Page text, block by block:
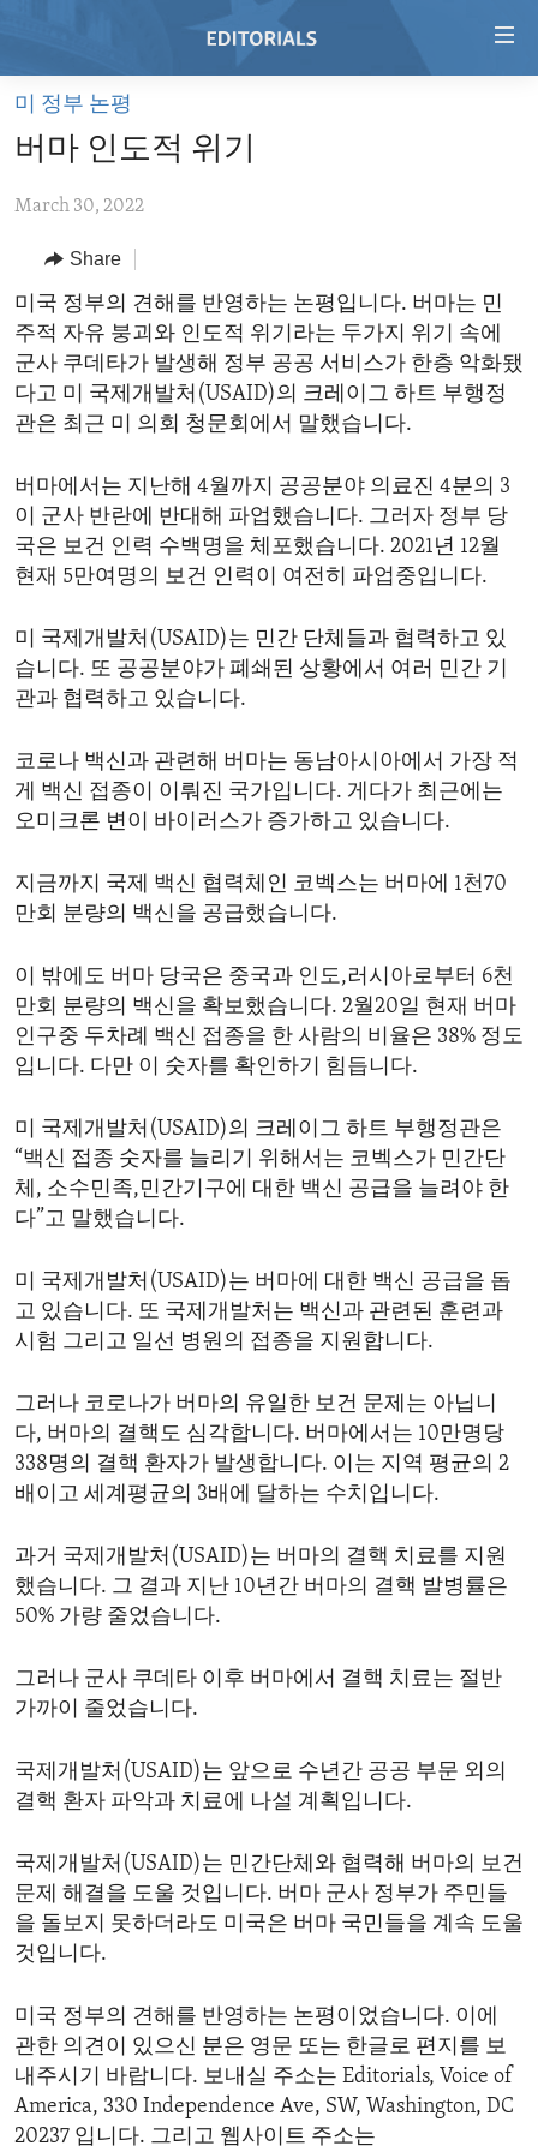
Skip
main
Skip
Navigation
Skip
to
Search
HOME
VIDEO
RADIO
REGIONS
AFRICA
AMERICAS
ASIA
EUROPE
MIDDLE EAST
TOPICS
HUMAN RIGHTS
SECURITY AND DEFENSE
AID AND DEVELOPMENT
DEMOCRACY AND GOVERNANCE
ECONOMY AND TRADE
ENVIRONMENT AND HEALTH
ARCHIVE
ABOUT US
미 정부 논평
버마 인도적 위기
March 30, 2022
Share
미국 정부의 견해를 반영하는 논평입니다. 버마는 민
주적 자유 붕괴와 인도적 위기라는 두가지 위기 속에
군사 쿠데타가 발생해 정부 공공 서비스가 한층 악화됐
다고 미 국제개발처(USAID)의 크레이그 하트 부행정
관은 최근 미 의회 청문회에서 말했습니다.
버마에서는 지난해 4월까지 공공분야 의료진 4분의 3
이 군사 반란에 반대해 파업했습니다. 그러자 정부 당
국은 보건 인력 수백명을 체포했습니다. 2021년 12월
현재 5만여명의 보건 인력이 여전히 파업중입니다.
미 국제개발처(USAID)는 민간 단체들과 협력하고 있
습니다. 또 공공분야가 폐쇄된 상황에서 여러 민간 기
관과 협력하고 있습니다.
코로나 백신과 관련해 버마는 동남아시아에서 가장 적
게 백신 접종이 이뤄진 국가입니다. 게다가 최근에는
오미크론 변이 바이러스가 증가하고 있습니다.
지금까지 국제 백신 협력체인 코벡스는 버마에 1천70
만회 분량의 백신을 공급했습니다.
이 밖에도 버마 당국은 중국과 인도,러시아로부터 6천
만회 분량의 백신을 확보했습니다. 2월20일 현재 버마
인구중 두차례 백신 접종을 한 사람의 비율은 38% 정도
입니다. 다만 이 숫자를 확인하기 힘듭니다.
미 국제개발처(USAID)의 크레이그 하트 부행정관은
“백신 접종 숫자를 늘리기 위해서는 코벡스가 민간단
체, 소수민족,민간기구에 대한 백신 공급을 늘려야 한
다”고 말했습니다.
미 국제개발처(USAID)는 버마에 대한 백신 공급을 돕
고 있습니다. 또 국제개발처는 백신과 관련된 훈련과
시험 그리고 일선 병원의 접종을 지원합니다.
그러나 코로나가 버마의 유일한 보건 문제는 아닙니
다, 버마의 결핵도 심각합니다. 버마에서는 10만명당
338명의 결핵 환자가 발생합니다. 이는 지역 평균의 2
배이고 세계평균의 3배에 달하는 수치입니다.
과거 국제개발처(USAID)는 버마의 결핵 치료를 지원
했습니다. 그 결과 지난 10년간 버마의 결핵 발병률은
50% 가량 줄었습니다.
그러나 군사 쿠데타 이후 버마에서 결핵 치료는 절반
가까이 줄었습니다.
국제개발처(USAID)는 앞으로 수년간 공공 부문 외의
결핵 환자 파악과 치료에 나설 계획입니다.
국제개발처(USAID)는 민간단체와 협력해 버마의 보건
문제 해결을 도울 것입니다. 버마 군사 정부가 주민들
을 돌보지 못하더라도 미국은 버마 국민들을 계속 도울
것입니다.
미국 정부의 견해를 반영하는 논평이었습니다. 이에
관한 의견이 있으신 분은 영문 또는 한글로 편지를 보
내주시기 바랍니다. 보내실 주소는 Editorials, Voice of
America, 330 Independence Ave, SW, Washington, DC
20237 입니다. 그리고 웹사이트 주소는